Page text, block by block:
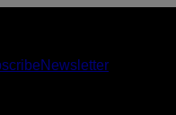
Newsletter